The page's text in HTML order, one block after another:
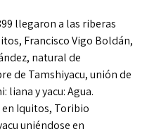
llegaron a las riberas
Francisco Vigo Boldán,
natural de
de Tamshiyacu, unión de
liana y yacu: Agua.
en Iquitos, Toribio
uniéndose en